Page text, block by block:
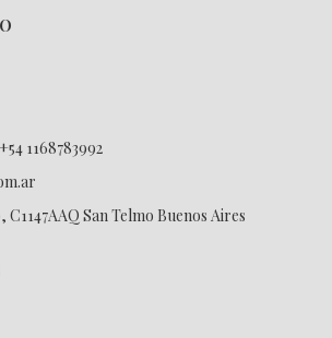
1168783992
C1147AAQ San Telmo Buenos Aires